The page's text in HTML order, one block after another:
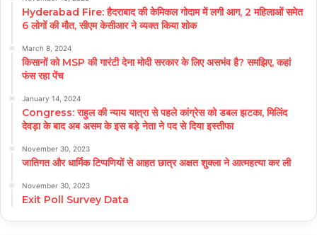
Hyderabad Fire: हैदराबाद की केमिकल गोदाम में लगी आग, 2 महिलाओं समेत
6 लोगों की मौत, सीएम केसीआर ने व्यक्त किया शोक
March 8, 2024
किसानों को MSP की गारंटी देना मोदी सरकार के लिए असभंव है? समझिए, कहां
फंस रहा पेंच
January 14, 2024
Congress: राहुल की न्याय यात्रा से पहले कांग्रेस को डबल झटका, मिलिंद
देवड़ा के बाद अब असम के इस बड़े नेता ने पद से दिया इस्तीफा
November 30, 2023
जातिगत और धार्मिक टिप्पणियों से आहत छात्र अक्षत शुक्ला ने आत्महत्या कर ली
November 30, 2023
Exit Poll Survey Data